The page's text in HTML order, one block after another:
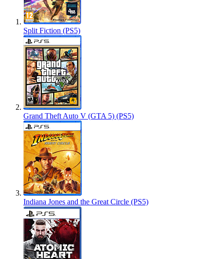
Split Fiction (PS5)
Grand Theft Auto V (GTA 5) (PS5)
Indiana Jones and the Great Circle (PS5)